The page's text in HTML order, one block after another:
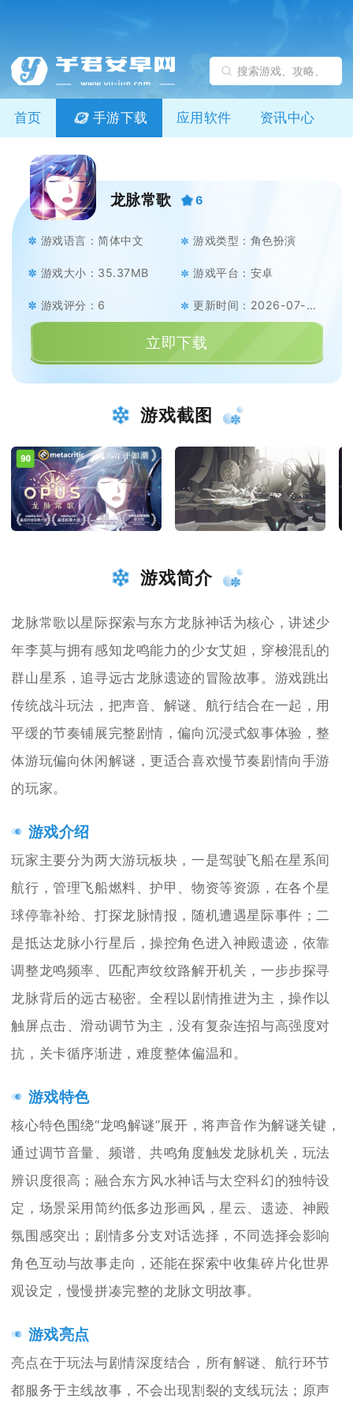
首页 手游下载 应用软件 资讯中心
龙脉常歌 6
游戏语言：简体中文 游戏类型：角色扮演
游戏大小：35.37MB 游戏平台：安卓
游戏评分：6 更新时间：2026-07-06
立即下载
游戏截图
游戏简介
龙脉常歌以星际探索与东方龙脉神话为核心，讲述少
年李莫与拥有感知龙鸣能力的少女艾妲，穿梭混乱的
群山星系，追寻远古龙脉遗迹的冒险故事。游戏跳出
传统战斗玩法，把声音、解谜、航行结合在一起，用
平缓的节奏铺展完整剧情，偏向沉浸式叙事体验，整
体游玩偏向休闲解谜，更适合喜欢慢节奏剧情向手游
的玩家。
游戏介绍
玩家主要分为两大游玩板块，一是驾驶飞船在星系间
航行，管理飞船燃料、护甲、物资等资源，在各个星
球停靠补给、打探龙脉情报，随机遭遇星际事件；二
是抵达龙脉小行星后，操控角色进入神殿遗迹，依靠
调整龙鸣频率、匹配声纹纹路解开机关，一步步探寻
龙脉背后的远古秘密。全程以剧情推进为主，操作以
触屏点击、滑动调节为主，没有复杂连招与高强度对
抗，关卡循序渐进，难度整体偏温和。
游戏特色
核心特色围绕“龙鸣解谜”展开，将声音作为解谜关键，
通过调节音量、频谱、共鸣角度触发龙脉机关，玩法
辨识度很高；融合东方风水神话与太空科幻的独特设
定，场景采用简约低多边形画风，星云、遗迹、神殿
氛围感突出；剧情多分支对话选择，不同选择会影响
角色互动与故事走向，还能在探索中收集碎片化世界
观设定，慢慢拼凑完整的龙脉文明故事。
游戏亮点
亮点在于玩法与剧情深度结合，所有解谜、航行环节
都服务于主线故事，不会出现割裂的支线玩法；原声